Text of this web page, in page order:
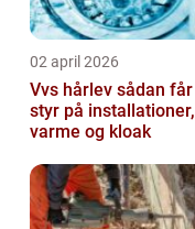
02 april 2026
Vvs hårlev sådan får du
styr på installationer,
varme og kloak